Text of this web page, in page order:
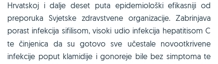
Hrvatskoj i dalje deset puta epidemiološki efikasniji od
preporuka Svjetske zdravstvene organizacije. Zabrinjava
porast infekcija sifilisom, visoki udio infekcija hepatitisom C
te činjenica da su gotovo sve učestale novootkrivene
infekcije poput klamidije i gonoreje bile bez simptoma te